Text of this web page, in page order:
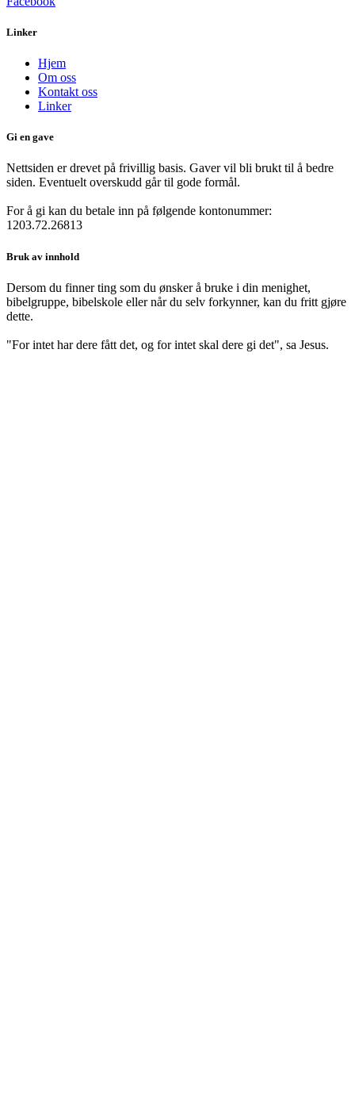
Linker
Hjem
Om oss
Kontakt oss
Linker
Gi en gave
Nettsiden er drevet på frivillig basis. Gaver vil bli brukt til å bedre
siden. Eventuelt overskudd går til gode formål.
For å gi kan du betale inn på følgende kontonummer:
1203.72.26813
Bruk av innhold
Dersom du finner ting som du ønsker å bruke i din menighet,
bibelgruppe, bibelskole eller når du selv forkynner, kan du fritt gjøre
dette.
"For intet har dere fått det, og for intet skal dere gi det", sa Jesus.